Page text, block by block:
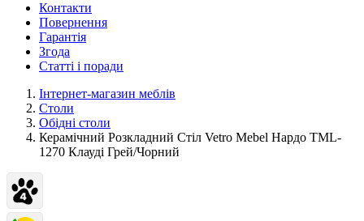
Контакти
Повернення
Гарантія
Згода
Статті і поради
Інтернет-магазин меблів
Столи
Обідні столи
Керамічний Розкладний Стіл Vetro Mebel Нардо TML-
1270 Клауді Грей/Чорний